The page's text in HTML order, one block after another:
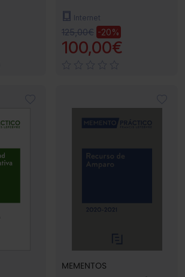
Internet
125,00€ -20%
100,00€
MEMENTOS